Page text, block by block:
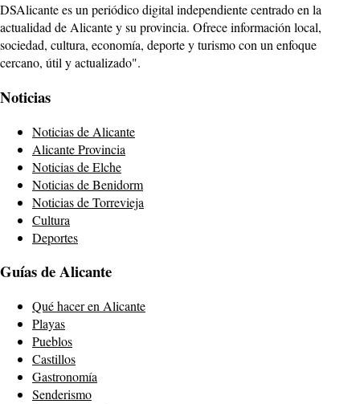
DSAlicante es un periódico digital independiente centrado en la
actualidad de Alicante y su provincia. Ofrece información local,
sociedad, cultura, economía, deporte y turismo con un enfoque
cercano, útil y actualizado".
Noticias
Noticias de Alicante
Alicante Provincia
Noticias de Elche
Noticias de Benidorm
Noticias de Torrevieja
Cultura
Deportes
Guías de Alicante
Qué hacer en Alicante
Playas
Pueblos
Castillos
Gastronomía
Senderismo